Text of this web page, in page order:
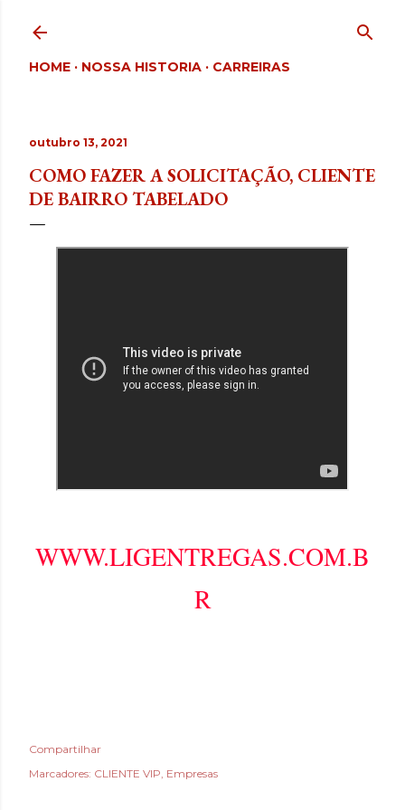
HOME NOSSA HISTORIA CARREIRAS
outubro 13, 2021
COMO FAZER A SOLICITAÇÃO, CLIENTE
DE BAIRRO TABELADO
WWW.LIGENTREGAS.COM.B
R
Compartilhar
Marcadores: CLIENTE VIP Empresas